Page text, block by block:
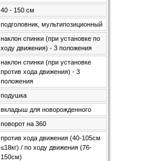
40 - 150 см
подголовник, мультипозиционный
наклон спинки (при установке по
ходу движения) - 3 положения
наклон спинки (при установке
против хода движения) - 3
положения
подушка
вкладыш для новорожденного
поворот на 360
против хода движения (40-105см
≤18кг) / по ходу движения (76-
150см)